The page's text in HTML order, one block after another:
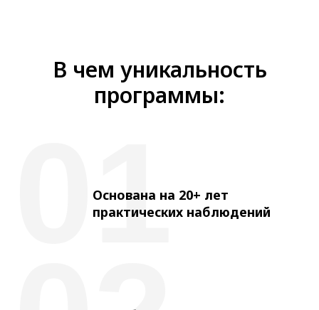
В чем уникальность
программы:
Основана на 20+ лет
практических наблюдений
01